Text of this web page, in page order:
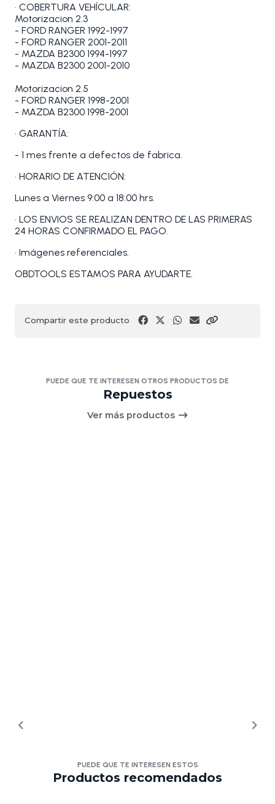
• COBERTURA VEHÍCULAR:
Motorizacion 2.3
- FORD RANGER 1992-1997
- FORD RANGER 2001-2011
- MAZDA B2300 1994-1997
- MAZDA B2300 2001-2010
Motorizacion 2.5
- FORD RANGER 1998-2001
- MAZDA B2300 1998-2001
• GARANTÍA:
- 1 mes frente a defectos de fabrica.
• HORARIO DE ATENCIÓN:
Lunes a Viernes 9:00 a 18:00 hrs.
• LOS ENVIOS SE REALIZAN DENTRO DE LAS PRIMERAS
24 HORAS CONFIRMADO EL PAGO.
• Imágenes referenciales.
OBDTOOLS ESTAMOS PARA AYUDARTE.
Compartir este producto
PUEDE QUE TE INTERESEN OTROS PRODUCTOS DE
Repuestos
Ver más productos
PUEDE QUE TE INTERESEN ESTOS
Productos recomendados